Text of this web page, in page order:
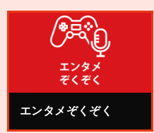
エンタメぞくぞく